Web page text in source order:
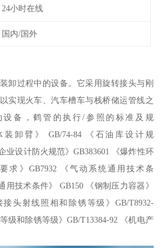
24小时在线
国内/国外
卸过程中的设备。它采用旋转接头与刚
实现火车、汽车槽车与栈桥储运管线之
设备，鹤管的执行/参照的标准及规
装卸臂》 GB/74-84 《石油库设计规
业设计防火规范》GB383601 《爆炸性环
求》GB7932 《气动系统通用技术条
用技术条件》 GB150 《钢制压力容器》
接头射线照相和除锈等级》GB/T8932-
级和除锈等级》GB/T13384-92 《机电产